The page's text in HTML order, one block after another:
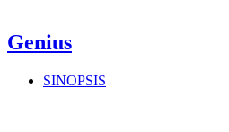
Genius
SINOPSIS